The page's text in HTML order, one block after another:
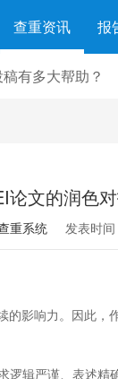
查重资讯 报
有多大帮助？
论文的润色
重系统 发表时
影响力。因此
辑严谨、表述